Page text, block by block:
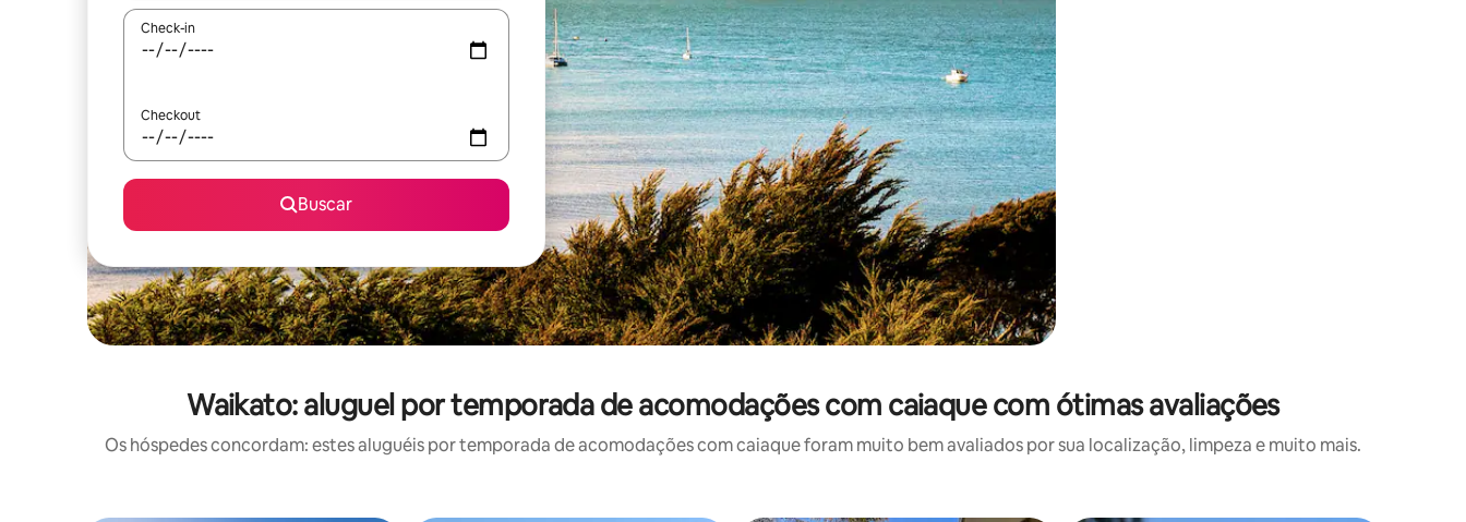
Check-in
Checkout
Buscar
Waikato: aluguel por temporada de acomodações com caiaque com ótimas avaliações
Os hóspedes concordam: estes aluguéis por temporada de acomodações com caiaque foram muito bem avaliados por sua localização, limpeza e muito mais.